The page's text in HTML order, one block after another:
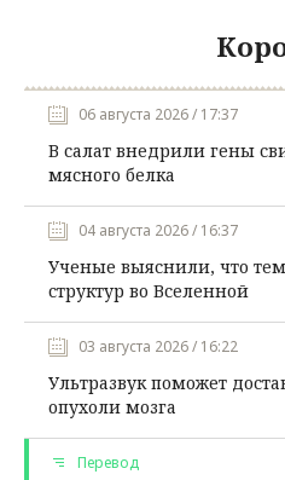
06 августа 2026 / 17:37
В салат внедрили гены
мясного белка
04 августа 2026 / 16:37
Ученые выяснили, что
структур во Вселенной
03 августа 2026 / 16:22
Ультразвук поможет
опухоли мозга
Перевод